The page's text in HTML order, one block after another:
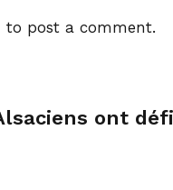
to post a comment.